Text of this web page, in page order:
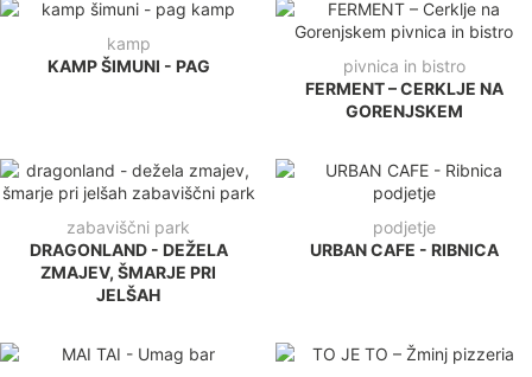
kamp
KAMP ŠIMUNI - PAG
pivnica in bistro
FERMENT – CERKLJE NA
GORENJSKEM
zabaviščni park
DRAGONLAND - DEŽELA
ZMAJEV, ŠMARJE PRI
JELŠAH
podjetje
URBAN CAFE - RIBNICA